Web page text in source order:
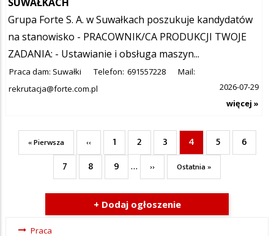
Grupa Forte S. A. w Suwałkach poszukuje kandydatów
na stanowisko - PRACOWNIK/CA PRODUKCJI TWOJE
ZADANIA: - Ustawianie i obsługa maszyn...
Praca dam: Suwałki Telefon: 691557228
Mail:
rekrutacja@forte.com.pl
2026-07-29
więcej »
Stronicowanie
Pierwsza
strona
« Pierwsza
Poprzednia
strona
‹‹ Page
1 Page
2 Page
3
Bieżąca
strona
4 Page
5 Page
6
Page
7 Page
8 Page
9 …
Następna
strona
››
Ostatnia
strona
Ostatnia »
+ Dodaj ogłoszenie
Ogłoszenia
Praca